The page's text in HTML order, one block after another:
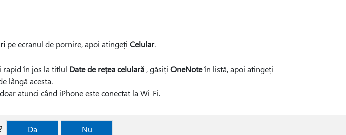
pe ecranul de pornire, apoi atingeți Celular.
rapid în jos la titlul Date de rețea celulară , găsiți OneNoteîn listă, apoi atingeți
lângă acesta.
atunci când iPhone este conectat la Wi-Fi.
Da Nu